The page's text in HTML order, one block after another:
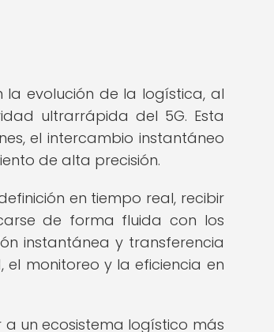
la evolución de la logística, al
ultrarrápida del 5G. Esta
el intercambio instantáneo
de alta precisión.
en tiempo real, recibir
de forma fluida con los
instantánea y transferencia
monitoreo y la eficiencia en
un ecosistema logístico más